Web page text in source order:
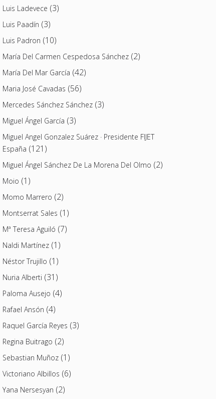
Luis Ladevece (3)
Luis Paadín (3)
Luis Padron (10)
María Del Carmen Cespedosa Sánchez(2)
María Del Mar García (42)
Maria José Cavadas (56)
Mercedes Sánchez Sánchez(3)
Miguel Ángel García (3)
Miguel Angel Gonzalez Suárez · Presidente FIJET
España (121)
Miguel Ángel Sánchez De La Morena Del Olmo (2)
Moio (1)
Momo Marrero (2)
Montserrat Sales (1)
Mª Teresa Aguiló (7)
Naldi Martínez(1)
Néstor Trujillo (1)
Nuria Alberti (31)
Paloma Ausejo (4)
Rafael Ansón (4)
Raquel García Reyes (3)
Regina Buitrago (2)
Sebastian Muñoz(1)
Victoriano Albillos (6)
Yana Nersesyan (2)